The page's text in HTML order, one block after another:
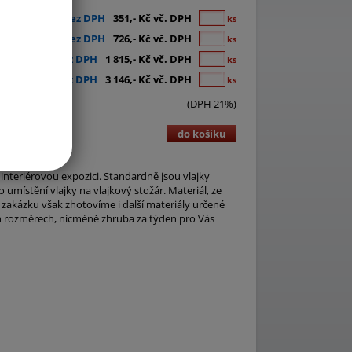
290,- Kč bez DPH 351,- Kč vč. DPH ks
600,- Kč bez DPH 726,- Kč vč. DPH ks
1 500,- Kč bez DPH 1 815,- Kč vč. DPH ks
2 600,- Kč bez DPH 3 146,- Kč vč. DPH ks
(DPH 21%)
do košíku
expozici. Standardně jsou vlajky
vlajky na vlajkový stožár. Materiál, ze
však zhotovíme i další materiály určené
nicméně zhruba za týden pro Vás